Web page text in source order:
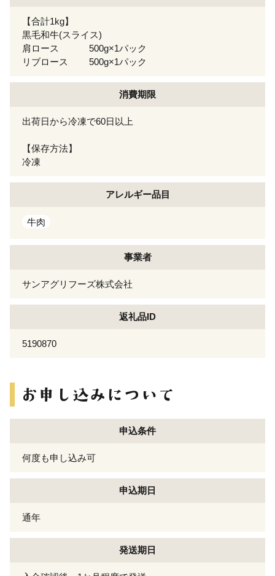
【合計1kg】
黒毛和牛(スライス)
肩ロース 500g×1パック
リブロース 500g×1パック
消費期限
出荷日から冷凍で60日以上
【保存方法】
冷凍
アレルギー品目
牛肉
事業者
サンアグリフーズ株式会社
返礼品ID
5190870
申込条件
何度も申し込み可
申込期日
通年
発送期日